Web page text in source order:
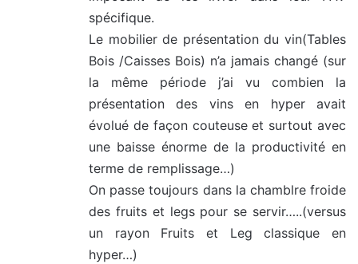
spécifique.
Le mobilier de présentation du vin(Tables
Bois /Caisses Bois) n’a jamais changé (sur
la même période j’ai vu combien la
présentation des vins en hyper avait
évolué de façon couteuse et surtout avec
une baisse énorme de la productivité en
terme de remplissage…)
On passe toujours dans la chamblre froide
des fruits et legs pour se servir…..(versus
un rayon Fruits et Leg classique en
hyper…)